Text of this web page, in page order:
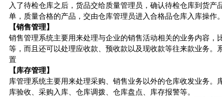
入了待检仓库之后，货品交给质量管理员，确认待检仓库到货
单，质量合格的产品，交由仓库管理员进入合格品仓库入库操
【销售管理】
销售管理系统主要用来处理与企业的销售活动相关的业务内容
等，而且还可以处理应收款、预收款以及现收款等往来款业务
置
【库存管理】
库管理系统主要用来处理采购、销售业务以外的仓库收发业务
库验收、采购入库、仓库调拨、仓库盘点、库存报警等。